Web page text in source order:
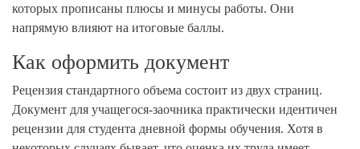
которых прописаны плюсы и минусы работы. Они
напрямую влияют на итоговые баллы.
Как оформить документ
Рецензия стандартного объема состоит из двух страниц.
Документ для учащегося-заочника практически идентичен
рецензии для студента дневной формы обучения. Хотя в